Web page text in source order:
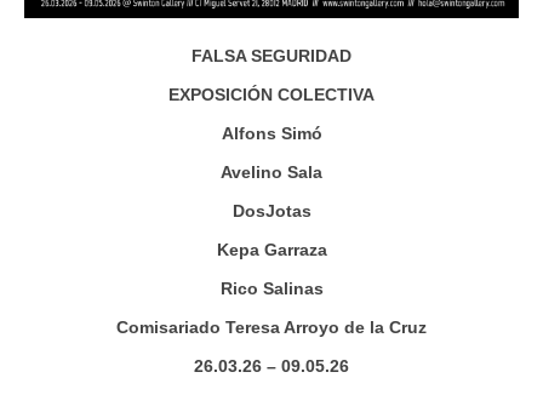
FALSA SEGURIDAD
EXPOSICIÓN COLECTIVA
Alfons Simó
Avelino Sala
DosJotas
Kepa Garraza
Rico Salinas
Comisariado Teresa Arroyo de la Cruz
26.03.26 – 09.05.26